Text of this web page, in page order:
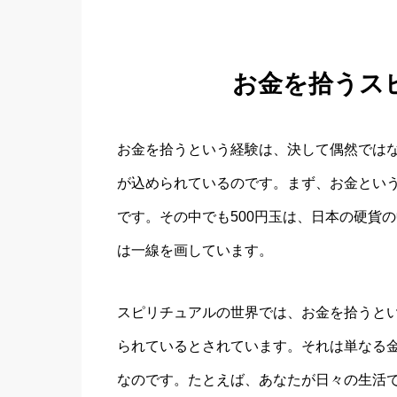
お金を拾うス
お金を拾うという経験は、決して偶然では
が込められているのです。まず、お金とい
です。その中でも500円玉は、日本の硬貨
は一線を画しています。
スピリチュアルの世界では、お金を拾うと
られているとされています。それは単なる
なのです。たとえば、あなたが日々の生活